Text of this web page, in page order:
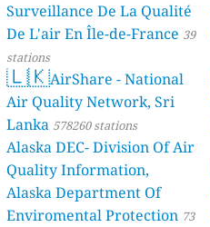
Surveillance De La Qualité
De L'air En Île-de-France 39
stations
🇱🇰AirShare - National
Air Quality Network, Sri
Lanka 578260 stations
Alaska DEC- Division Of Air
Quality Information,
Alaska Department Of
Enviromental Protection 73